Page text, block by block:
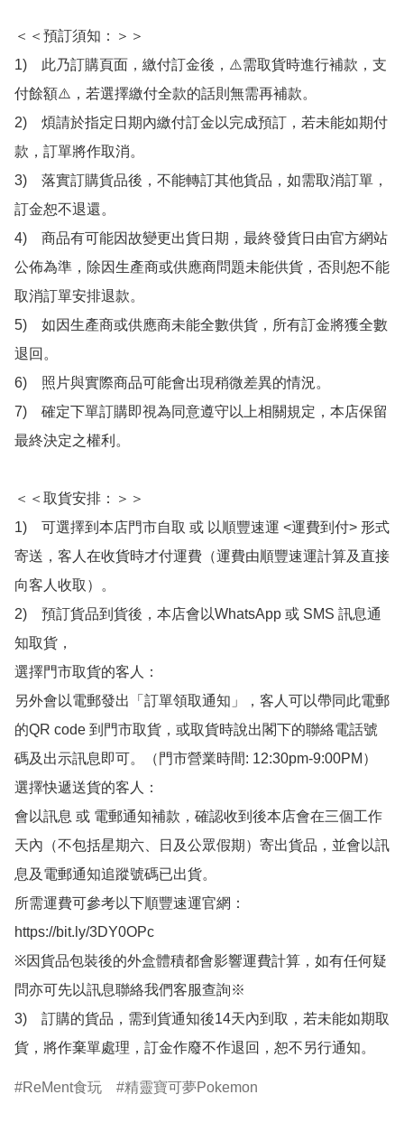
＜＜預訂須知：＞＞
1)　此乃訂購頁面，繳付訂金後，⚠️需取貨時進行補款，支
付餘額⚠️，若選擇繳付全款的話則無需再補款。
2)　煩請於指定日期內繳付訂金以完成預訂，若未能如期付
款，訂單將作取消。
3)　落實訂購貨品後，不能轉訂其他貨品，如需取消訂單，
訂金恕不退還。
4)　商品有可能因故變更出貨日期，最終發貨日由官方網站
公佈為準，除因生產商或供應商問題未能供貨，否則恕不能
取消訂單安排退款。
5)　如因生產商或供應商未能全數供貨，所有訂金將獲全數
退回。
6)　照片與實際商品可能會出現稍微差異的情況。
7)　確定下單訂購即視為同意遵守以上相關規定，本店保留
最終決定之權利。
＜＜取貨安排：＞＞
1)　可選擇到本店門市自取 或 以順豐速運 <運費到付> 形式
寄送，客人在收貨時才付運費（運費由順豐速運計算及直接
向客人收取）。
2)　預訂貨品到貨後，本店會以WhatsApp 或 SMS 訊息通
知取貨，
選擇門市取貨的客人：
另外會以電郵發出「訂單領取通知」，客人可以帶同此電郵
的QR code 到門市取貨，或取貨時說出閣下的聯絡電話號
碼及出示訊息即可。（門市營業時間: 12:30pm-9:00PM）
選擇快遞送貨的客人：
會以訊息 或 電郵通知補款，確認收到後本店會在三個工作
天內（不包括星期六、日及公眾假期）寄出貨品，並會以訊
息及電郵通知追蹤號碼已出貨。
所需運費可參考以下順豐速運官網：
https://bit.ly/3DY0OPc
※因貨品包裝後的外盒體積都會影響運費計算，如有任何疑
問亦可先以訊息聯絡我們客服查詢※
3)　訂購的貨品，需到貨通知後14天內到取，若未能如期取
貨，將作棄單處理，訂金作廢不作退回，恕不另行通知。
ReMent食玩 精靈寶可夢Pokemon